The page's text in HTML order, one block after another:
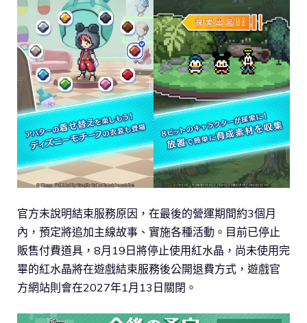
官方未說明結束服務原因，在最後的營運期間約3個月
內，預定將追加主線故事、實施各種活動。目前已停止
販售付費道具，8月19日將停止使用紅水晶，尚未使用完
畢的紅水晶將在遊戲結束服務後公開退費方式，遊戲官
方網站則會在2027年1月13日關閉。